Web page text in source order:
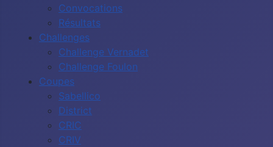
Convocations
Résultats
Challenges
Challenge Vernadet
Challenge Foulon
Coupes
Sabellico
District
CRIC
CRIV